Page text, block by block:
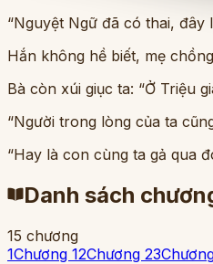
“Nguyệt Ngữ đã có thai,
Hắn không hề biết, mẹ
Bà còn xúi giục ta: “Ở Triệu
“Người trong lòng của ta
“Hay là con cùng ta gả qua
Danh sách
15 chương
1Chương 12Chương 23